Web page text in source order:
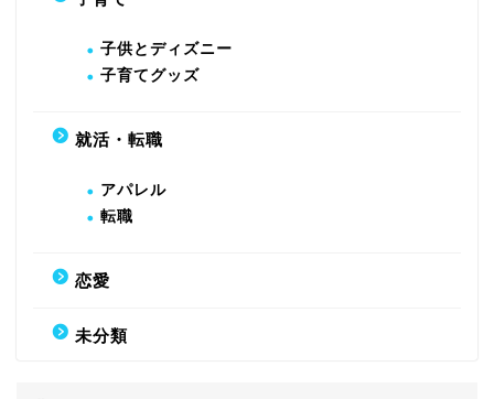
子供とディズニー
子育てグッズ
就活・転職
アパレル
転職
恋愛
未分類